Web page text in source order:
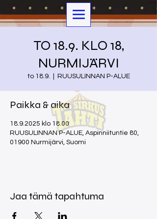
TO 18.9. KLO 18,
NURMIJÄRVI
to 18.9. RUUSULINNAN P-ALUE
Paikka & aika
18.9.2025 klo 18.00
RUUSULINNAN P-ALUE, Aspinniituntie 80,
01900 Nurmijärvi, Suomi
Jaa tämä tapahtuma